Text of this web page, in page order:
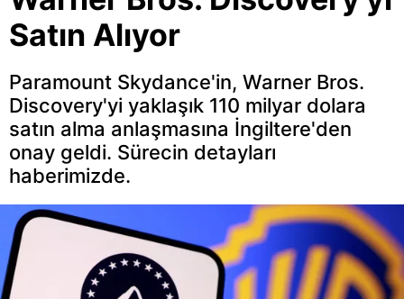
Satın Alıyor
Paramount Skydance'in, Warner Bros.
Discovery'yi yaklaşık 110 milyar dolara
satın alma anlaşmasına İngiltere'den
onay geldi. Sürecin detayları
haberimizde.